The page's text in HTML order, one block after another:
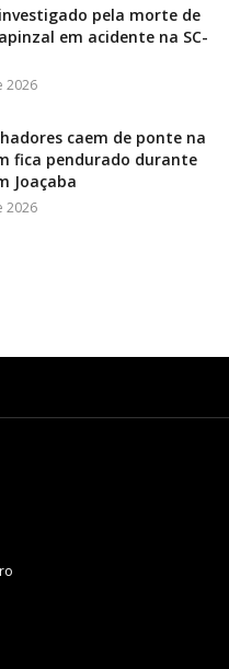
pela morte de
em acidente na SC-
2026
caem de ponte na
fica pendurado durante
Joaçaba
2026